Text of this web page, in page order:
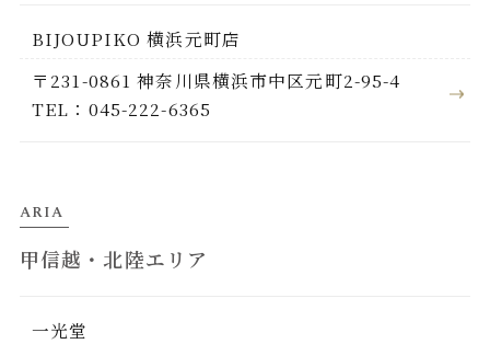
BIJOUPIKO 横浜元町店
〒231-0861 神奈川県横浜市中区元町2-95-4
TEL：045-222-6365
ARIA
甲信越・北陸エリア
一光堂